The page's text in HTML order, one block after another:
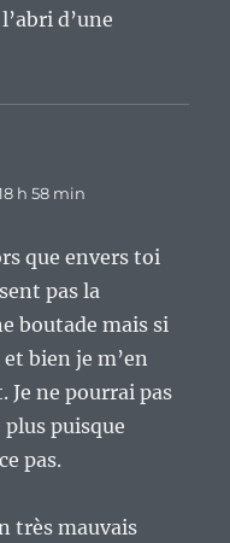
d’une
h 58 min
que envers toi
pas la
boutade mais si
bien je m’en
Je ne pourrai pas
puisque
pas.
très mauvais